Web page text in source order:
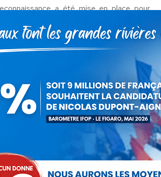
a été mise en place pour
favorisant le maintien ou l’accès à
entre 50 à 79 % ou à partir de 80 %
lourd.
pour la vie quotidienne. Elle est accordée
et confirment la difficulté à une
rappel, cela fait 7 ans que le handicap
au cœur de son projet politique la